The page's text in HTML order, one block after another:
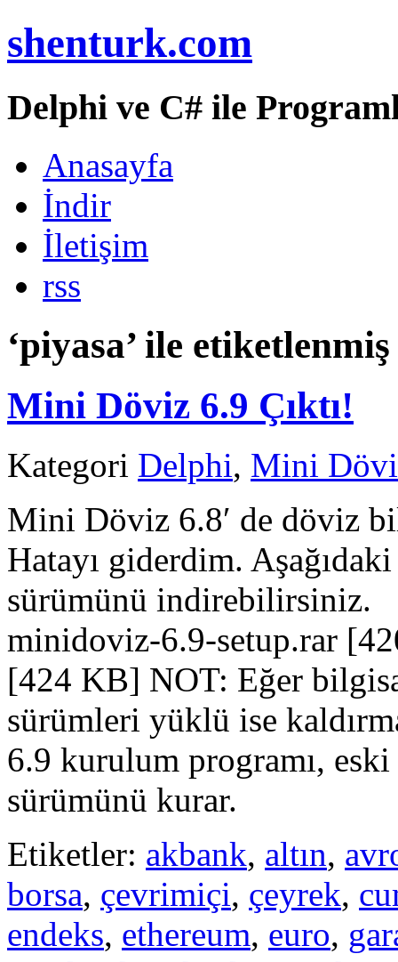
shenturk.com
Delphi ve C# ile
Anasayfa
İndir
İletişim
rss
‘piyasa’ ile
Mini Döviz 6.9 Çıktı!
Kategori Delphi, Mini
Mini Döviz 6.8′ de döviz
Hatayı giderdim.
sürümünü
minidoviz-6.9-setup.rar
[424 KB] NOT: Eğer
sürümleri yüklü ise
6.9 kurulum programı,
sürümünü kurar.
Etiketler: akbank, altın,
borsa, çevrimiçi, çeyrek,
endeks, ethereum, euro,